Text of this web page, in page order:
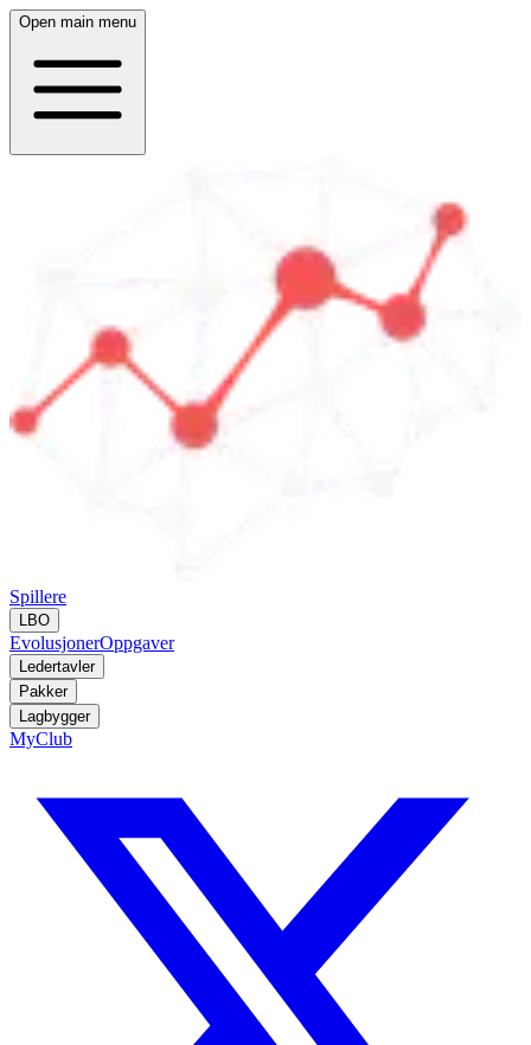
Open main menu
Spillere
LBO
EvolusjonerOppgaver
Ledertavler
Pakker
Lagbygger
MyClub